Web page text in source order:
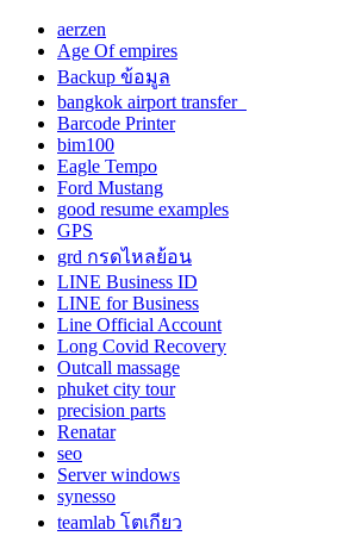
aerzen
Age Of empires
Backup ข้อมูล
bangkok airport transfer
Barcode Printer
bim100
Eagle Tempo
Ford Mustang
good resume examples
GPS
grd กรดไหลย้อน
LINE Business ID
LINE for Business
Line Official Account
Long Covid Recovery
Outcall massage
phuket city tour
precision parts
Renatar
seo
Server windows
synesso
teamlab โตเกียว